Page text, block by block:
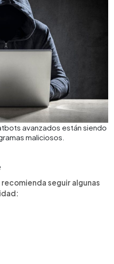
avanzados están siendo
maliciosos.
seguir algunas